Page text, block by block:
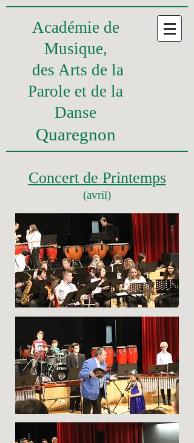
Académie de
Musique,
des Arts de la
Parole et de la
Danse
Quaregnon
Concert de Printemps
(avril)